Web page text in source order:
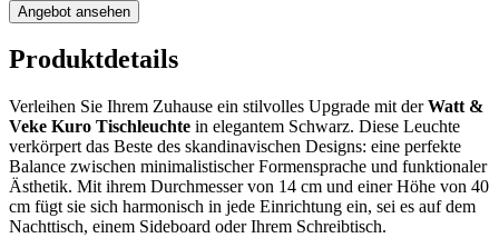
Angebot ansehen
Produktdetails
Verleihen Sie Ihrem Zuhause ein stilvolles Upgrade mit derWatt &
Veke Kuro Tischleuchte in elegantem Schwarz. Diese Leuchte
verkörpert das Beste des skandinavischen Designs: eine perfekte
Balance zwischen minimalistischer Formensprache und funktionaler
Ästhetik. Mit ihrem Durchmesser von 14 cm und einer Höhe von 40
cm fügt sie sich harmonisch in jede Einrichtung ein, sei es auf dem
Nachttisch, einem Sideboard oder Ihrem Schreibtisch.